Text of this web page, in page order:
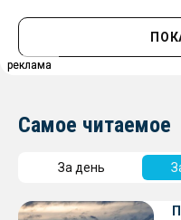
реклама
реклама
Самое читаемое
За день